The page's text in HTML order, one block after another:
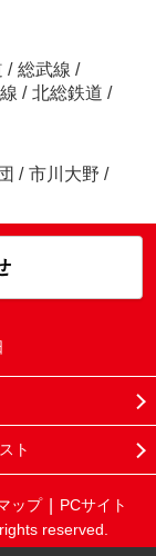
/ 総武線 /
/ 北総鉄道 /
/ 市川大野 /
ト
ップ
PCサイト
reserved.